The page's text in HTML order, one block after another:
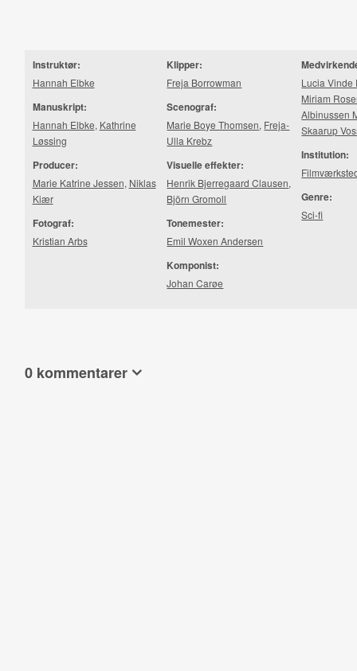
Instruktør:
Hannah Elbke
Manuskript:
Hannah Elbke, Kathrine
Løssing
Producer:
Marie Katrine Jessen, Niklas
Kiær
Fotograf:
Kristian Arbs
Klipper:
Freja Borrowman
Scenograf:
Marie Boye Thomsen, Freja-
Ulla Krebz
Visuelle effekter:
Henrik Bjerregaard Clausen,
Björn Gromoll
Tonemester:
Emil Woxen Andersen
Komponist:
Johan Carøe
Lucia Vinde
Miriam
Albinussen
Skaarup
Institution:
Genre:
Sci-fi
0 kommentarer